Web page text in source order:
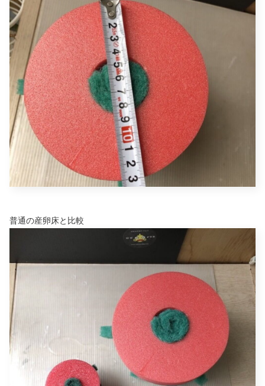
普通の産卵床と比較